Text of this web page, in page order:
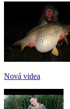
Nová videa